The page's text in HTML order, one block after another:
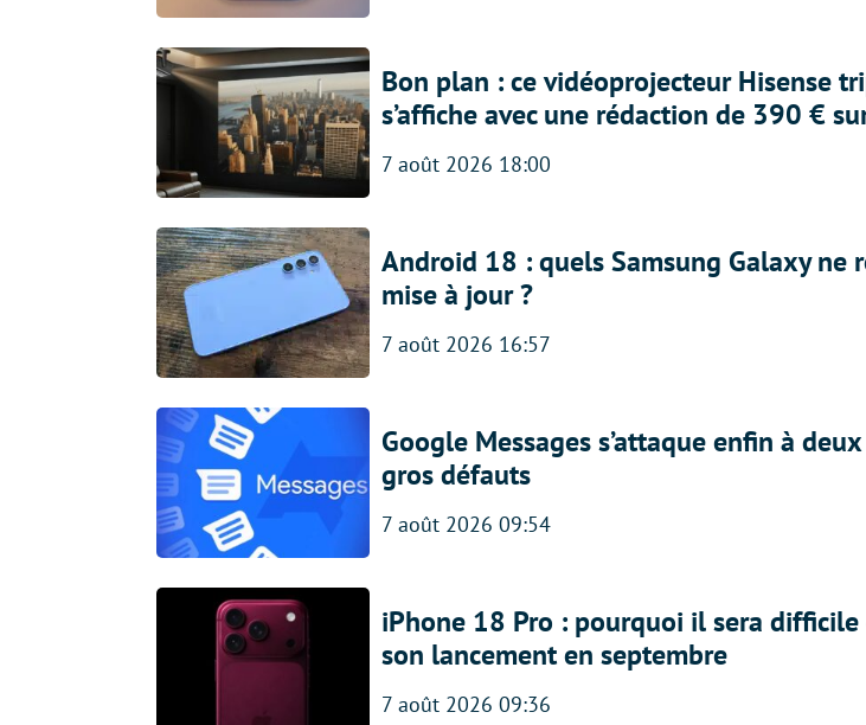
Bon plan : ce vidéoprojecteur Hisense
s’affiche avec une rédaction de 390 €
7 août 2026 18:00
Android 18 : quels Samsung Galaxy ne
mise à jour ?
7 août 2026 16:57
Google Messages s’attaque enfin à
gros défauts
7 août 2026 09:54
iPhone 18 Pro : pourquoi il sera difficile
son lancement en septembre
7 août 2026 09:36